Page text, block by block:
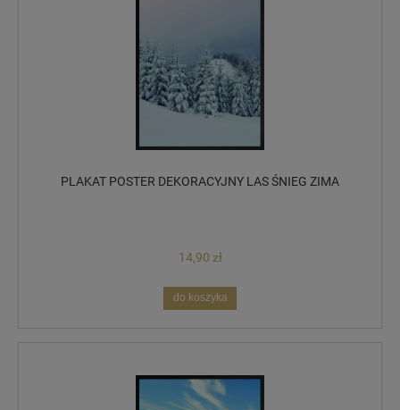
PLAKAT POSTER DEKORACYJNY LAS ŚNIEG ZIMA
14,90 zł
do koszyka